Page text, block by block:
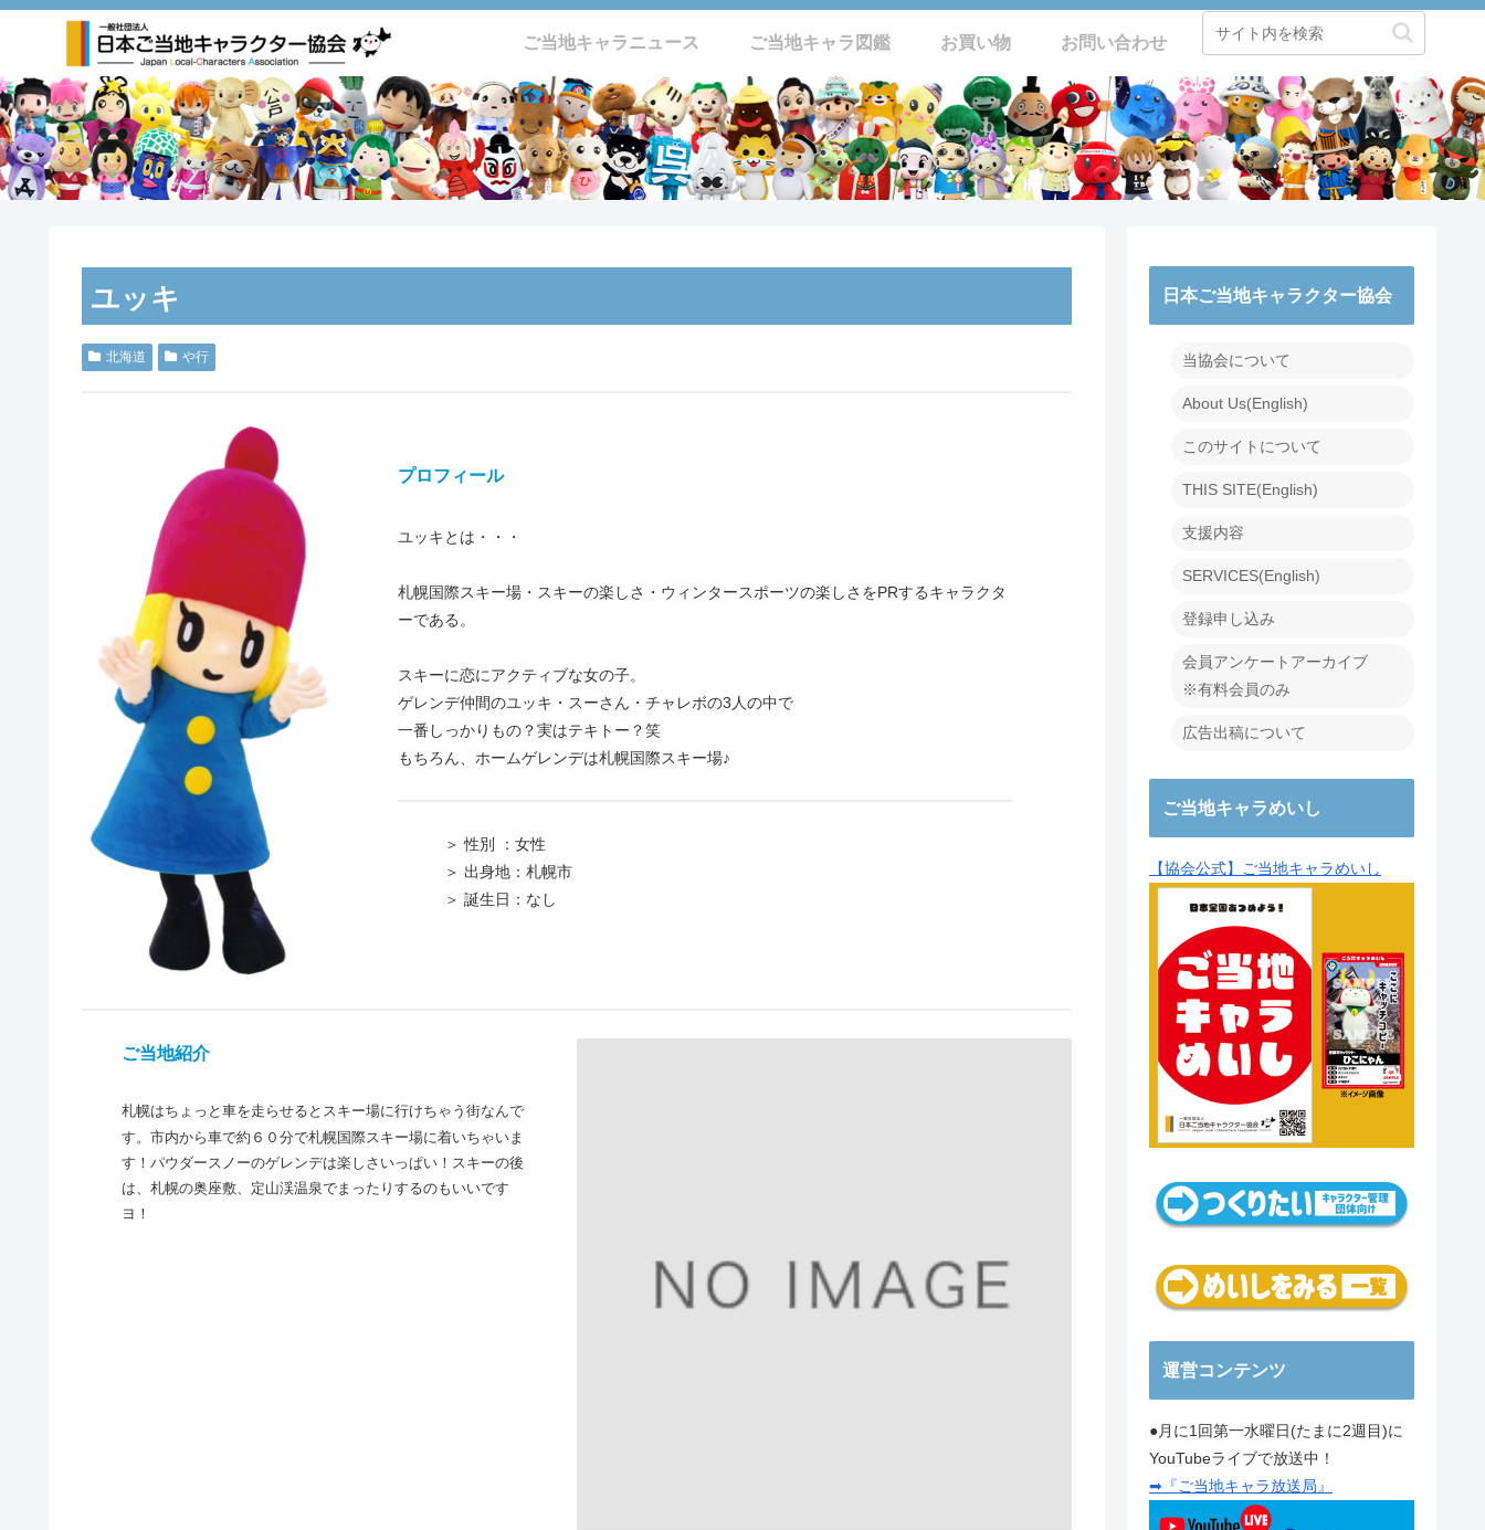
ご当地キャラニュース ご当地キャラ図鑑 お買い物 お問い合わせ
ユッキ
北海道 や行
プロフィール
ユッキとは・・・
札幌国際スキー場・スキーの楽しさ・ウィンタースポーツの楽しさをPRするキャラクタ
ーである。
スキーに恋にアクティブな女の子。
ゲレンデ仲間のユッキ・スーさん・チャレボの3人の中で
一番しっかりもの？実はテキトー？笑
もちろん、ホームゲレンデは札幌国際スキー場♪
＞ 性別 ：女性
＞ 出身地：札幌市
＞ 誕生日：なし
ご当地紹介
札幌はちょっと車を走らせるとスキー場に行けちゃう街なんで
す。市内から車で約６０分で札幌国際スキー場に着いちゃいま
す！パウダースノーのゲレンデは楽しさいっぱい！スキーの後
は、札幌の奥座敷、定山渓温泉でまったりするのもいいです
ヨ！
日本ご当地キャラクター協会
当協会について
About Us(English)
このサイトについて
THIS SITE(English)
支援内容
SERVICES(English)
登録申し込み
会員アンケートアーカイブ
※有料会員のみ
広告出稿について
ご当地キャラめいし
【協会公式】ご当地キャラめいし
運営コンテンツ
●月に1回第一水曜日(たまに2週目)に
YouTubeライブで放送中！
➡『ご当地キャラ放送局』